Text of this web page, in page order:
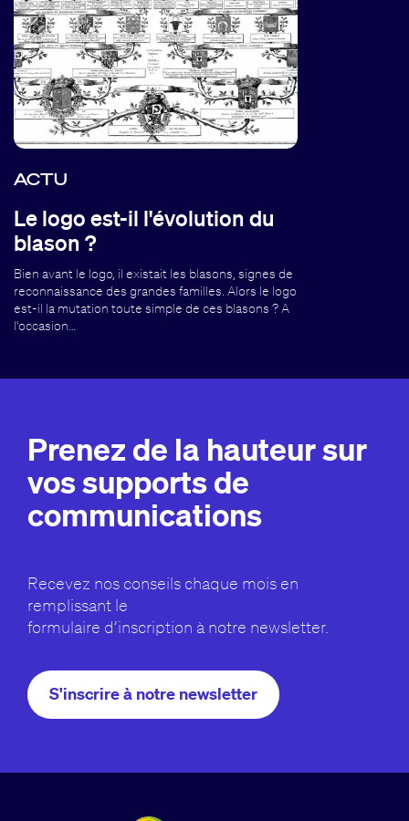
ACTU
Le logo est-il l'évolution du
blason ?
Bien avant le logo, il existait les blasons, signes de
reconnaissance des grandes familles. Alors le logo
est-il la mutation toute simple de ces blasons ? A
l'occasion…
Prenez de la hauteur sur
vos supports de
communications
Recevez nos conseils chaque mois en
remplissant le
formulaire d’inscription à notre newsletter.
S'inscrire à notre newsletter